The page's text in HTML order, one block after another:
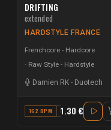
DRIFTING
extended
HARDSTYLE FRANCE
Frenchcore - Hardcore
Raw Style - Hardstyle
Damien RK - Duotech
162 BPM D1.30 €